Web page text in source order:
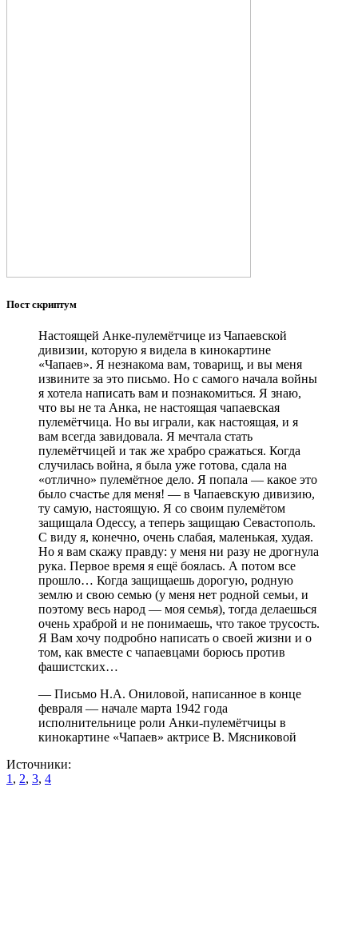
Пост скриптум
Настоящей Анке-пулемётчице из Чапаевской
дивизии, которую я видела в кинокартине
«Чапаев». Я незнакома вам, товарищ, и вы меня
извините за это письмо. Но с самого начала войны
я хотела написать вам и познакомиться. Я знаю,
что вы не та Анка, не настоящая чапаевская
пулемётчица. Но вы играли, как настоящая, и я
вам всегда завидовала. Я мечтала стать
пулемётчицей и так же храбро сражаться. Когда
случилась война, я была уже готова, сдала на
«отлично» пулемётное дело. Я попала — какое это
было счастье для меня! — в Чапаевскую дивизию,
ту самую, настоящую. Я со своим пулемётом
защищала Одессу, а теперь защищаю Севастополь.
С виду я, конечно, очень слабая, маленькая, худая.
Но я вам скажу правду: у меня ни разу не дрогнула
рука. Первое время я ещё боялась. А потом все
прошло… Когда защищаешь дорогую, родную
землю и свою семью (у меня нет родной семьи, и
поэтому весь народ — моя семья), тогда делаешься
очень храброй и не понимаешь, что такое трусость.
Я Вам хочу подробно написать о своей жизни и о
том, как вместе с чапаевцами борюсь против
фашистских…
— Письмо Н.А. Ониловой, написанное в конце
февраля — начале марта 1942 года
исполнительнице роли Анки-пулемётчицы в
кинокартине «Чапаев» актрисе В. Мясниковой
Источники:
1, 2, 3, 4